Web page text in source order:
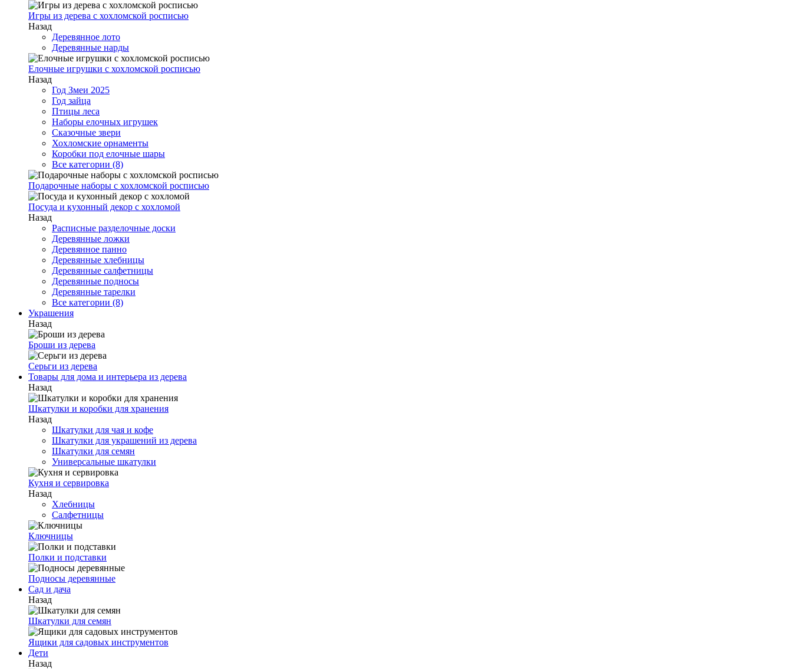
Игры из дерева с хохломской росписью
Назад
Деревянное лото
Деревянные нарды
Елочные игрушки с хохломской росписью
Назад
Год Змеи 2025
Год зайца
Птицы леса
Наборы елочных игрушек
Сказочные звери
Хохломские орнаменты
Коробки под елочные шары
Все категории (8)
Подарочные наборы с хохломской росписью
Посуда и кухонный декор с хохломой
Назад
Расписные разделочные доски
Деревянные ложки
Деревянное панно
Деревянные хлебницы
Деревянные салфетницы
Деревянные подносы
Деревянные тарелки
Все категории (8)
Украшения
Назад
Броши из дерева
Серьги из дерева
Товары для дома и интерьера из дерева
Назад
Шкатулки и коробки для хранения
Назад
Шкатулки для чая и кофе
Шкатулки для украшений из дерева
Шкатулки для семян
Универсальные шкатулки
Кухня и сервировка
Назад
Хлебницы
Салфетницы
Ключницы
Полки и подставки
Подносы деревянные
Сад и дача
Назад
Шкатулки для семян
Ящики для садовых инструментов
Дети
Назад